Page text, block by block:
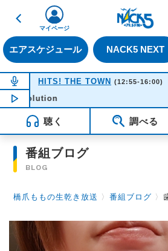
戻る
エアスケジュール NACK5 NEXT
マイページ
NOW ON AIR
HITS! THE TOWN (12:55-16:00)
NOW PLAYING
聴く 調べる
番組ブログ
BLOG
橋爪ももの生乾き放送 〉番組ブログ 〉